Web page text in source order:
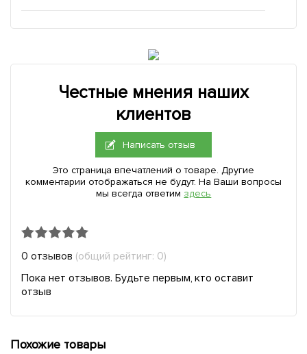
Честные мнения наших
клиентов
Написать отзыв
Это страница впечатлений о товаре. Другие
комментарии отображаться не будут. На Ваши вопросы
мы всегда ответим здесь
0 отзывов (общий рейтинг: 0)
Пока нет отзывов. Будьте первым, кто оставит
отзыв
Похожие товары